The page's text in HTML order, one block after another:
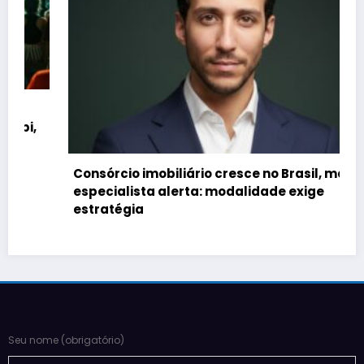
Consórcio imobiliário cresce no Brasil, mas
especialista alerta: modalidade exige
estratégia
Seu nome (obrigatório)